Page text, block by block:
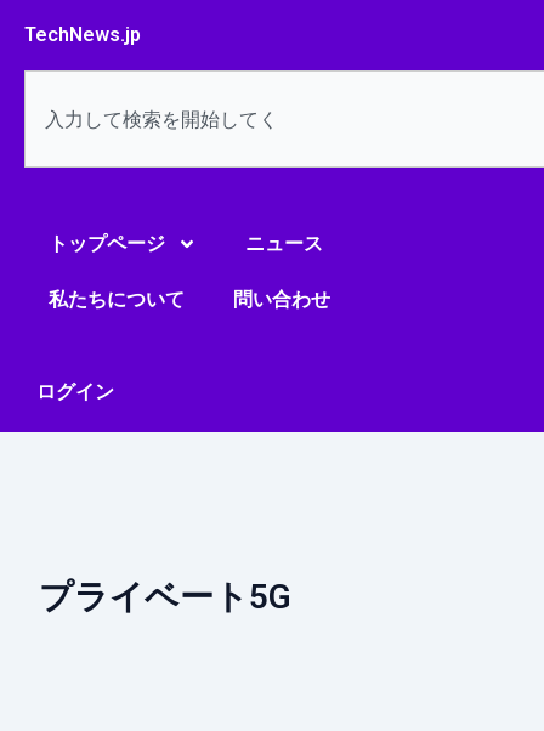
TechNews.jp
トップページ ニュース
私たちについて 問い合わせ
ログイン
プライベート5G